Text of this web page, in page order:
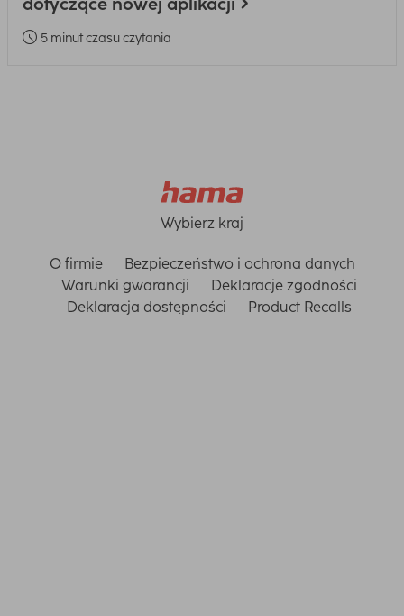
5 minut czasu czytania
Wybierz kraj
O firmie
Bezpieczeństwo i ochrona danych
Warunki gwarancji
Deklaracje zgodności
Deklaracja dostępności
Product Recalls